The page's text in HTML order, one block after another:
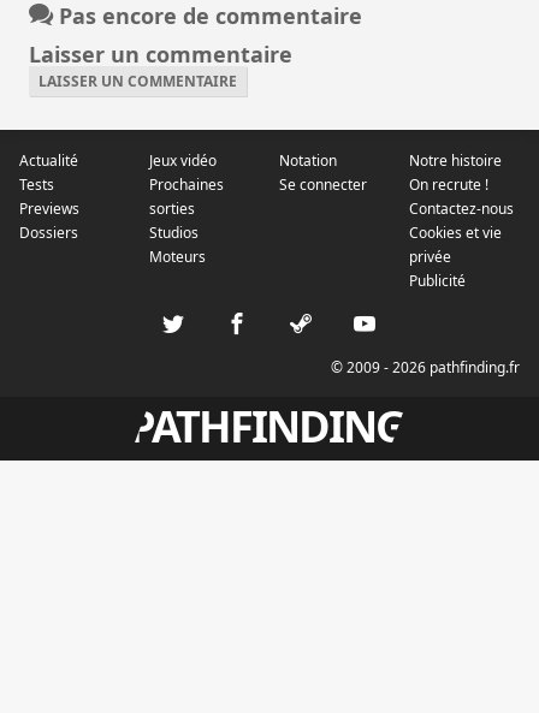
Pas encore de commentaire
Laisser un commentaire
LAISSER UN COMMENTAIRE
Actualité
Tests
Previews
Dossiers
Jeux vidéo
Prochaines
sorties
Studios
Moteurs
Notation
Se connecter
Notre histoire
On recrute !
Contactez-nous
Cookies et vie
privée
Publicité
© 2009 - 2026 pathfinding.fr
PATHFINDING